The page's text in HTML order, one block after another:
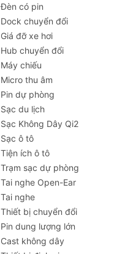
Đèn có pin
Dock chuyển đổi
Giá đỡ xe hơi
Hub chuyển đổi
Máy chiếu
Micro thu âm
Pin dự phòng
Sạc du lịch
Sạc Không Dây Qi2
Sạc ô tô
Tiện ích ô tô
Trạm sạc dự phòng
Tai nghe Open-Ear
Tai nghe
Thiết bị chuyển đổi
Pin dung lượng lớn
Cast không dây